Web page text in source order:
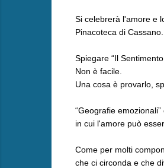
Si celebrerà l'amore e
Pinacoteca di Cassano.
Spiegare “Il
Non è facile.
Una cosa è provarlo,
“Geografie
in cui l'amore può
Come per molti
che ci circonda e che